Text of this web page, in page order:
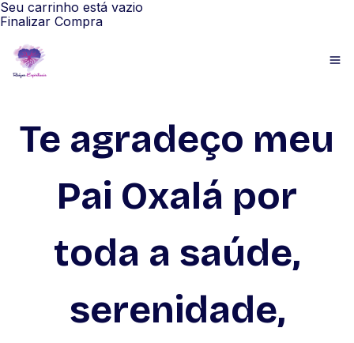
Seu carrinho está vazio
Finalizar Compra
Te agradeço meu
Pai Oxalá por
toda a saúde,
serenidade,